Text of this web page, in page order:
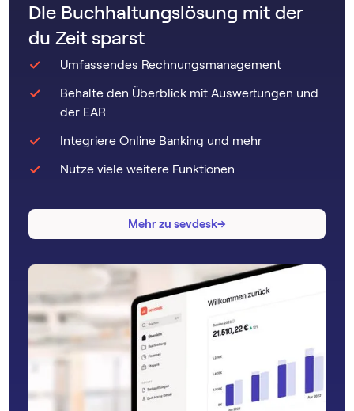
DIe Buchhaltungslösung mit der
du Zeit sparst
Umfassendes Rechnungsmanagement
Behalte den Überblick mit Auswertungen und
der EAR
Integriere Online Banking und mehr
Nutze viele weitere Funktionen
Mehr zu sevdesk→
→